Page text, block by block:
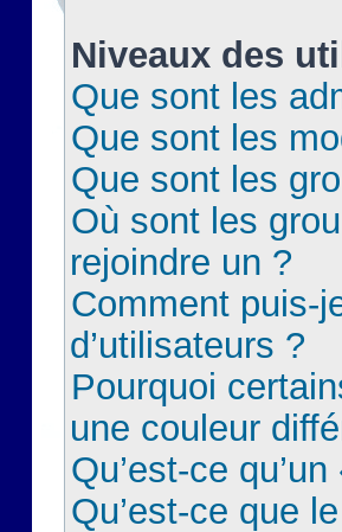
Niveaux des
Que sont les
Que sont les
Que sont les
Où sont les
rejoindre un ?
Comment puis-
d’utilisateurs ?
Pourquoi
une couleur
Qu’est-ce
Qu’est-ce que